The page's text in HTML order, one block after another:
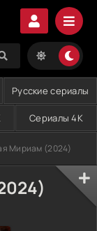
Русские сериалы
Сериалы 4K
Мириам (2024)